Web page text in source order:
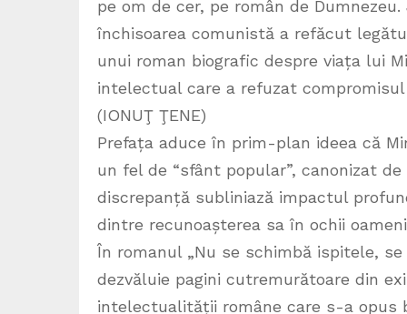
pe om de cer, pe român de
închisoarea comunistă a refăcut
unui roman biografic despre viața lui
intelectual care a refuzat
(IONUŢ ŢENE)
Prefața aduce în prim-plan ideea că
un fel de “sfânt popular”, canonizat
discrepanță subliniază impactul
dintre recunoașterea sa în ochii
În romanul „Nu se schimbă ispitele,
dezvăluie pagini cutremurătoare din
intelectualității române care s-a opus